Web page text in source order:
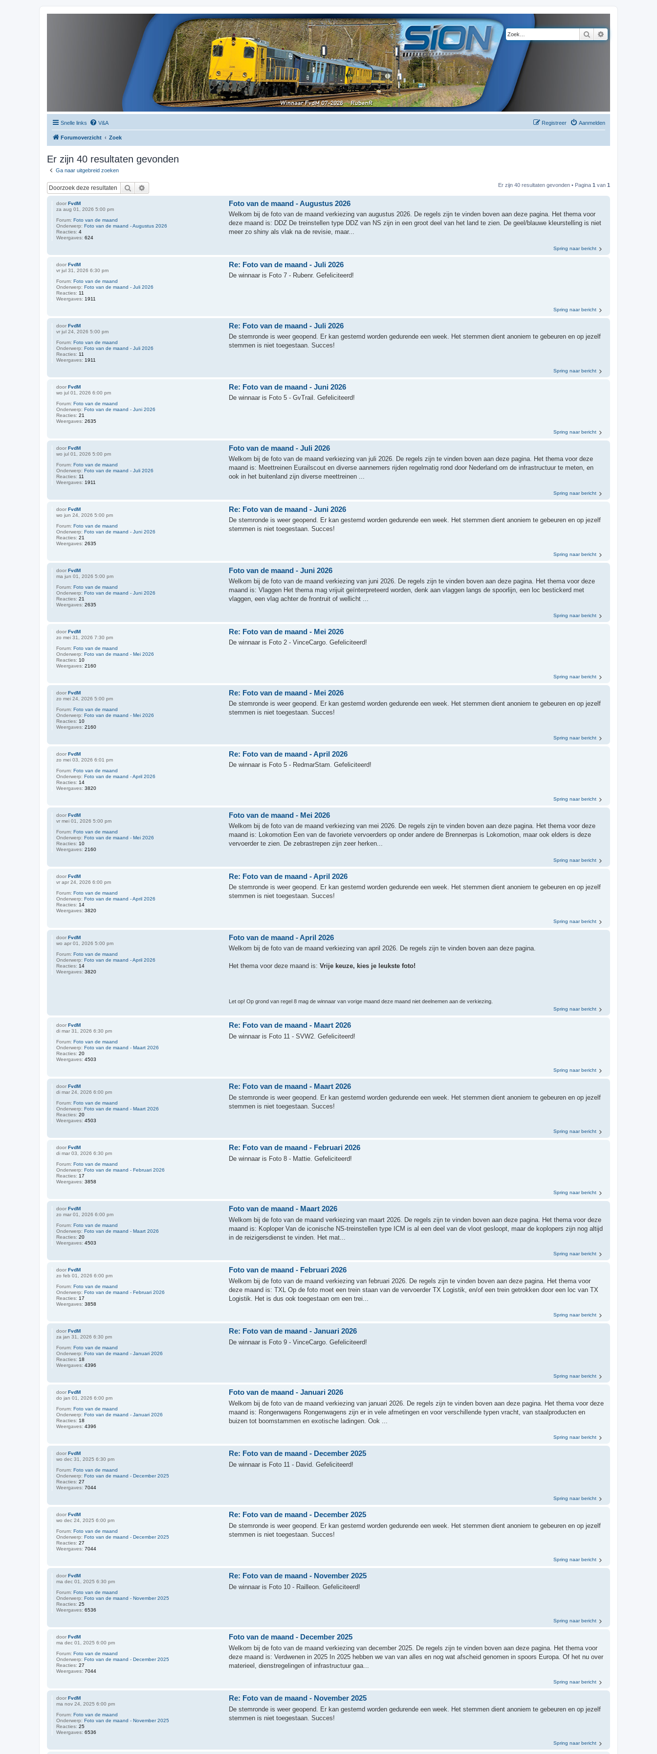
Zoek
Snelle links V&A Aanmelden
Registreer
Forumoverzicht Zoek
Er zijn 40 resultaten gevonden
Ga naar uitgebreid zoeken
Zoek Er zijn 40 resultaten gevonden • Pagina 1 van 1
door FvdM
za aug 01, 2026 5:00 pm
Forum: Foto van de maand
Onderwerp: Foto van de maand - Augustus 2026
Reacties: 4
Weergaves: 624
Foto van de maand - Augustus 2026
Welkom bij de foto van de maand verkiezing van augustus 2026. De regels zijn te vinden boven aan deze pagina. Het thema voor
deze maand is: DDZ De treinstellen type DDZ van NS zijn in een groot deel van het land te zien. De geel/blauwe kleurstelling is niet
meer zo shiny als vlak na de revisie, maar...
Spring naar bericht
door FvdM
vr jul 31, 2026 6:30 pm
Forum: Foto van de maand
Onderwerp: Foto van de maand - Juli 2026
Reacties: 11
Weergaves: 1911
Re: Foto van de maand - Juli 2026
De winnaar is Foto 7 - Rubenr. Gefeliciteerd!
Spring naar bericht
door FvdM
vr jul 24, 2026 5:00 pm
Forum: Foto van de maand
Onderwerp: Foto van de maand - Juli 2026
Reacties: 11
Weergaves: 1911
Re: Foto van de maand - Juli 2026
De stemronde is weer geopend. Er kan gestemd worden gedurende een week. Het stemmen dient anoniem te gebeuren en op jezelf
stemmen is niet toegestaan. Succes!
Spring naar bericht
door FvdM
wo jul 01, 2026 6:00 pm
Forum: Foto van de maand
Onderwerp: Foto van de maand - Juni 2026
Reacties: 21
Weergaves: 2635
Re: Foto van de maand - Juni 2026
De winnaar is Foto 5 - GvTrail. Gefeliciteerd!
Spring naar bericht
door FvdM
wo jul 01, 2026 5:00 pm
Forum: Foto van de maand
Onderwerp: Foto van de maand - Juli 2026
Reacties: 11
Weergaves: 1911
Foto van de maand - Juli 2026
Welkom bij de foto van de maand verkiezing van juli 2026. De regels zijn te vinden boven aan deze pagina. Het thema voor deze
maand is: Meettreinen Eurailscout en diverse aannemers rijden regelmatig rond door Nederland om de infrastructuur te meten, en
ook in het buitenland zijn diverse meettreinen ...
Spring naar bericht
door FvdM
wo jun 24, 2026 5:00 pm
Forum: Foto van de maand
Onderwerp: Foto van de maand - Juni 2026
Reacties: 21
Weergaves: 2635
Re: Foto van de maand - Juni 2026
De stemronde is weer geopend. Er kan gestemd worden gedurende een week. Het stemmen dient anoniem te gebeuren en op jezelf
stemmen is niet toegestaan. Succes!
Spring naar bericht
door FvdM
ma jun 01, 2026 5:00 pm
Forum: Foto van de maand
Onderwerp: Foto van de maand - Juni 2026
Reacties: 21
Weergaves: 2635
Foto van de maand - Juni 2026
Welkom bij de foto van de maand verkiezing van juni 2026. De regels zijn te vinden boven aan deze pagina. Het thema voor deze
maand is: Vlaggen Het thema mag vrijuit geïnterpreteerd worden, denk aan vlaggen langs de spoorlijn, een loc bestickerd met
vlaggen, een vlag achter de frontruit of wellicht ...
Spring naar bericht
door FvdM
zo mei 31, 2026 7:30 pm
Forum: Foto van de maand
Onderwerp: Foto van de maand - Mei 2026
Reacties: 10
Weergaves: 2160
Re: Foto van de maand - Mei 2026
De winnaar is Foto 2 - VinceCargo. Gefeliciteerd!
Spring naar bericht
door FvdM
zo mei 24, 2026 5:00 pm
Forum: Foto van de maand
Onderwerp: Foto van de maand - Mei 2026
Reacties: 10
Weergaves: 2160
Re: Foto van de maand - Mei 2026
De stemronde is weer geopend. Er kan gestemd worden gedurende een week. Het stemmen dient anoniem te gebeuren en op jezelf
stemmen is niet toegestaan. Succes!
Spring naar bericht
door FvdM
zo mei 03, 2026 6:01 pm
Forum: Foto van de maand
Onderwerp: Foto van de maand - April 2026
Reacties: 14
Weergaves: 3820
Re: Foto van de maand - April 2026
De winnaar is Foto 5 - RedmarStam. Gefeliciteerd!
Spring naar bericht
door FvdM
vr mei 01, 2026 5:00 pm
Forum: Foto van de maand
Onderwerp: Foto van de maand - Mei 2026
Reacties: 10
Weergaves: 2160
Foto van de maand - Mei 2026
Welkom bij de foto van de maand verkiezing van mei 2026. De regels zijn te vinden boven aan deze pagina. Het thema voor deze
maand is: Lokomotion Een van de favoriete vervoerders op onder andere de Brennerpas is Lokomotion, maar ook elders is deze
vervoerder te zien. De zebrastrepen zijn zeer herken...
Spring naar bericht
door FvdM
vr apr 24, 2026 6:00 pm
Forum: Foto van de maand
Onderwerp: Foto van de maand - April 2026
Reacties: 14
Weergaves: 3820
Re: Foto van de maand - April 2026
De stemronde is weer geopend. Er kan gestemd worden gedurende een week. Het stemmen dient anoniem te gebeuren en op jezelf
stemmen is niet toegestaan. Succes!
Spring naar bericht
door FvdM
wo apr 01, 2026 5:00 pm
Forum: Foto van de maand
Onderwerp: Foto van de maand - April 2026
Reacties: 14
Weergaves: 3820
Foto van de maand - April 2026
Welkom bij de foto van de maand verkiezing van april 2026. De regels zijn te vinden boven aan deze pagina.
Het thema voor deze maand is:Vrije keuze, kies je leukste foto!
Let op! Op grond van regel 8 mag de winnaar van vorige maand deze maand niet deelnemen aan de verkiezing.
Spring naar bericht
door FvdM
di mar 31, 2026 6:30 pm
Forum: Foto van de maand
Onderwerp: Foto van de maand - Maart 2026
Reacties: 20
Weergaves: 4503
Re: Foto van de maand - Maart 2026
De winnaar is Foto 11 - SVW2. Gefeliciteerd!
Spring naar bericht
door FvdM
di mar 24, 2026 6:00 pm
Forum: Foto van de maand
Onderwerp: Foto van de maand - Maart 2026
Reacties: 20
Weergaves: 4503
Re: Foto van de maand - Maart 2026
De stemronde is weer geopend. Er kan gestemd worden gedurende een week. Het stemmen dient anoniem te gebeuren en op jezelf
stemmen is niet toegestaan. Succes!
Spring naar bericht
door FvdM
di mar 03, 2026 6:30 pm
Forum: Foto van de maand
Onderwerp: Foto van de maand - Februari 2026
Reacties: 17
Weergaves: 3858
Re: Foto van de maand - Februari 2026
De winnaar is Foto 8 - Mattie. Gefeliciteerd!
Spring naar bericht
door FvdM
zo mar 01, 2026 6:00 pm
Forum: Foto van de maand
Onderwerp: Foto van de maand - Maart 2026
Reacties: 20
Weergaves: 4503
Foto van de maand - Maart 2026
Welkom bij de foto van de maand verkiezing van maart 2026. De regels zijn te vinden boven aan deze pagina. Het thema voor deze
maand is: Koploper Van de iconische NS-treinstellen type ICM is al een deel van de vloot gesloopt, maar de koplopers zijn nog altijd
in de reizigersdienst te vinden. Het mat...
Spring naar bericht
door FvdM
zo feb 01, 2026 6:00 pm
Forum: Foto van de maand
Onderwerp: Foto van de maand - Februari 2026
Reacties: 17
Weergaves: 3858
Foto van de maand - Februari 2026
Welkom bij de foto van de maand verkiezing van februari 2026. De regels zijn te vinden boven aan deze pagina. Het thema voor
deze maand is: TXL Op de foto moet een trein staan van de vervoerder TX Logistik, en/of een trein getrokken door een loc van TX
Logistik. Het is dus ook toegestaan om een trei...
Spring naar bericht
door FvdM
za jan 31, 2026 6:30 pm
Forum: Foto van de maand
Onderwerp: Foto van de maand - Januari 2026
Reacties: 18
Weergaves: 4396
Re: Foto van de maand - Januari 2026
De winnaar is Foto 9 - VinceCargo. Gefeliciteerd!
Spring naar bericht
door FvdM
do jan 01, 2026 6:00 pm
Forum: Foto van de maand
Onderwerp: Foto van de maand - Januari 2026
Reacties: 18
Weergaves: 4396
Foto van de maand - Januari 2026
Welkom bij de foto van de maand verkiezing van januari 2026. De regels zijn te vinden boven aan deze pagina. Het thema voor deze
maand is: Rongenwagens Rongenwagens zijn er in vele afmetingen en voor verschillende typen vracht, van staalproducten en
buizen tot boomstammen en exotische ladingen. Ook ...
Spring naar bericht
door FvdM
wo dec 31, 2025 6:30 pm
Forum: Foto van de maand
Onderwerp: Foto van de maand - December 2025
Reacties: 27
Weergaves: 7044
Re: Foto van de maand - December 2025
De winnaar is Foto 11 - David. Gefeliciteerd!
Spring naar bericht
door FvdM
wo dec 24, 2025 6:00 pm
Forum: Foto van de maand
Onderwerp: Foto van de maand - December 2025
Reacties: 27
Weergaves: 7044
Re: Foto van de maand - December 2025
De stemronde is weer geopend. Er kan gestemd worden gedurende een week. Het stemmen dient anoniem te gebeuren en op jezelf
stemmen is niet toegestaan. Succes!
Spring naar bericht
door FvdM
ma dec 01, 2025 6:30 pm
Forum: Foto van de maand
Onderwerp: Foto van de maand - November 2025
Reacties: 25
Weergaves: 6536
Re: Foto van de maand - November 2025
De winnaar is Foto 10 - Railleon. Gefeliciteerd!
Spring naar bericht
door FvdM
ma dec 01, 2025 6:00 pm
Forum: Foto van de maand
Onderwerp: Foto van de maand - December 2025
Reacties: 27
Weergaves: 7044
Foto van de maand - December 2025
Welkom bij de foto van de maand verkiezing van december 2025. De regels zijn te vinden boven aan deze pagina. Het thema voor
deze maand is: Verdwenen in 2025 In 2025 hebben we van van alles en nog wat afscheid genomen in spoors Europa. Of het nu over
materieel, dienstregelingen of infrastructuur gaa...
Spring naar bericht
door FvdM
ma nov 24, 2025 6:00 pm
Forum: Foto van de maand
Onderwerp: Foto van de maand - November 2025
Reacties: 25
Weergaves: 6536
Re: Foto van de maand - November 2025
De stemronde is weer geopend. Er kan gestemd worden gedurende een week. Het stemmen dient anoniem te gebeuren en op jezelf
stemmen is niet toegestaan. Succes!
Spring naar bericht